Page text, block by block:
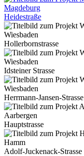
Magdeburg
Heidestraße
Wiesbaden
Hollerbornstrasse
Wiesbaden
Idsteiner Strasse
Wiesbaden
Herrmann-Jansen-Strasse
Aarbergen
Hauptstrasse
Hamm
Adolf-Juckenack-Strasse